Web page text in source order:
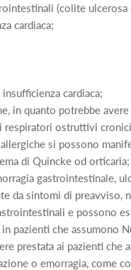
(colite
cardiaca;
cardiaca;
in quanto potrebbe avere
respiratori ostruttivi
si possono
di Quincke od orticaria;
gastrointestinale,
da sintomi di preavviso,
e possono
pazienti che assumono
prestata ai pazienti che
o emorragia, come